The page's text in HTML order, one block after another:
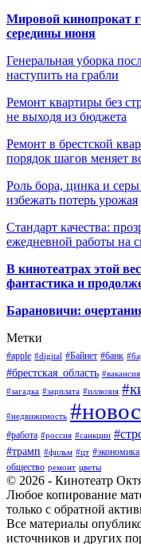
Мировой кинопрокат
середины июня
Генеральная уборка
наступить на грабли
Ремонт квартиры без
не выходя из бюджета
Ремонт в брестской
порядок шагов меняет
Роль бора, цинка и
избежать потерь урожая
Стандарт качества:
ежедневной работы на
В кинотеатрах этой
фантастика и
Барановичи:
Метки
#apple #digital #Байнет #банк
#брестская_область #вакансия
#загадка #зарплата #иллюзия
#недвижимость
#работа #россия #санкции
#трамп #фильм #цт #экономика
общество ремонт цветы
© 2026 - Кинотеатр
Любое копирование
только с обратной
Все материалы
источников и других